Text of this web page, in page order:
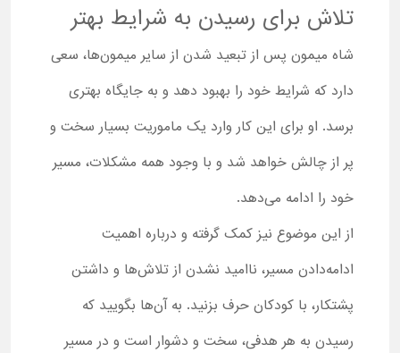
تلاش برای رسیدن به شرایط بهتر
شاه میمون پس از تبعید شدن از سایر میمون‌ها، سعی
دارد که شرایط خود را بهبود دهد و به جایگاه بهتری
برسد. او برای این کار وارد یک ماموریت بسیار سخت و
پر از چالش خواهد شد و با وجود همه مشکلات، مسیر
خود را ادامه می‌دهد.
از این موضوع نیز کمک گرفته و درباره اهمیت
ادامه‌دادن مسیر، ناامید نشدن از تلاش‌ها و داشتن
پشتکار، با کودکان حرف بزنید. به آن‌ها بگویید که
رسیدن به هر هدفی، سخت و دشوار است و در مسیر